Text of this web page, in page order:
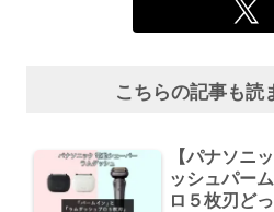
こちらの記事も読
【パナソニ
ッシュパー
ロ５枚刃ど